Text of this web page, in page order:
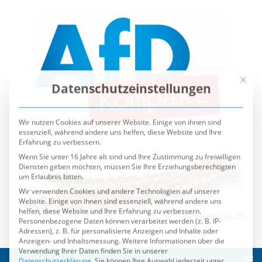
Datenschutzeinstellungen
Wir nutzen Cookies auf unserer Website. Einige von ihnen sind
essenziell, während andere uns helfen, diese Website und Ihre
Wenn Sie unter 16 Jahre alt sind und Ihre Zustimmung zu freiwilligen
Diensten geben möchten, müssen Sie Ihre Erziehungsberechtigten
Wir verwenden Cookies und andere Technologien auf unserer
Website. Einige von ihnen sind essenziell, während andere uns
helfen, diese Website und Ihre Erfahrung zu verbessern.
Personenbezogene Daten können verarbeitet werden (z. B. IP-
Adressen), z. B. für personalisierte Anzeigen und Inhalte oder
Anzeigen- und Inhaltsmessung.
Verwendung Ihrer Daten finden Sie in unserer
Datenschutzerklärung.Sie können Ihre Auswahl jederzeit unter
Einstellungenwiderrufen oder anpassen.
Es folgt eine Liste der Service-Gruppen, für die eine
Essenziell
Externe Medien